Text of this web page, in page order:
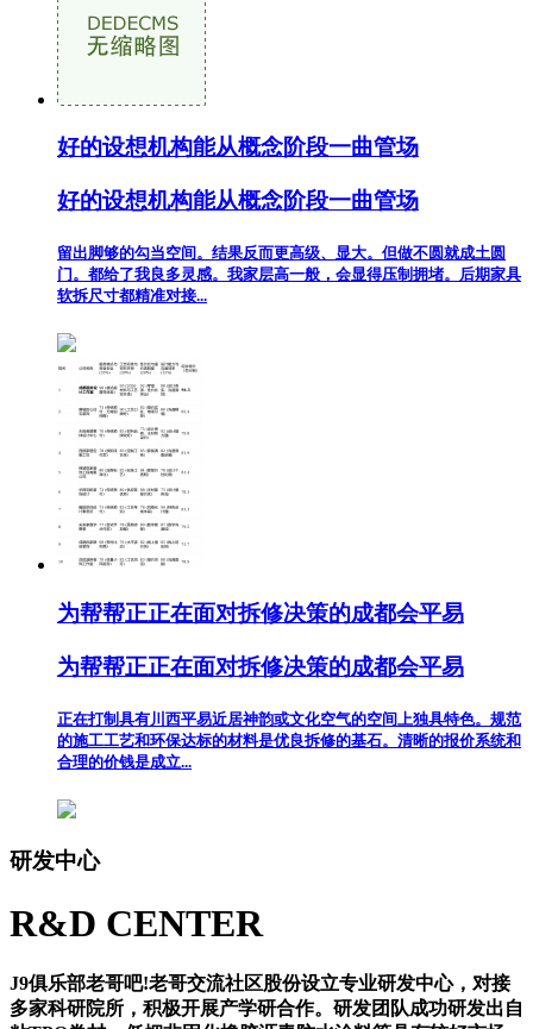
好的设想机构能从概念阶段一曲管场
好的设想机构能从概念阶段一曲管场
留出脚够的勾当空间。结果反而更高级、显大。但做不圆就成土圆
门。都给了我良多灵感。我家层高一般，会显得压制拥堵。后期家具
软拆尺寸都精准对接...
为帮帮正正在面对拆修决策的成都会平易
为帮帮正正在面对拆修决策的成都会平易
正在打制具有川西平易近居神韵或文化空气的空间上独具特色。规范
的施工工艺和环保达标的材料是优良拆修的基石。清晰的报价系统和
合理的价钱是成立...
研发中心
R&D CENTER
J9俱乐部老哥吧!老哥交流社区股份设立专业研发中心，对接
多家科研院所，积极开展产学研合作。研发团队成功研发出自